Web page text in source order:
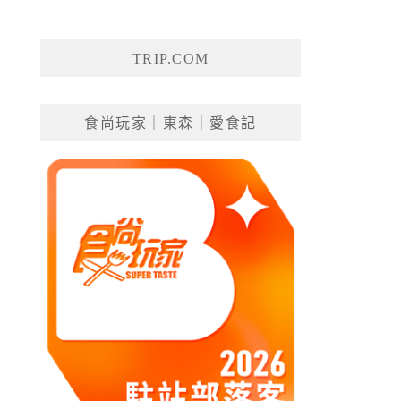
TRIP.COM
食尚玩家｜東森｜愛食記